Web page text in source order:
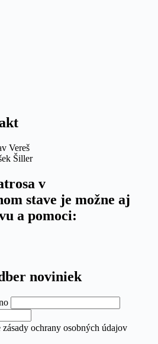
Vereš
Šiller
v
stave je možne aj
a pomoci:
noviniek
ochrany osobných údajov